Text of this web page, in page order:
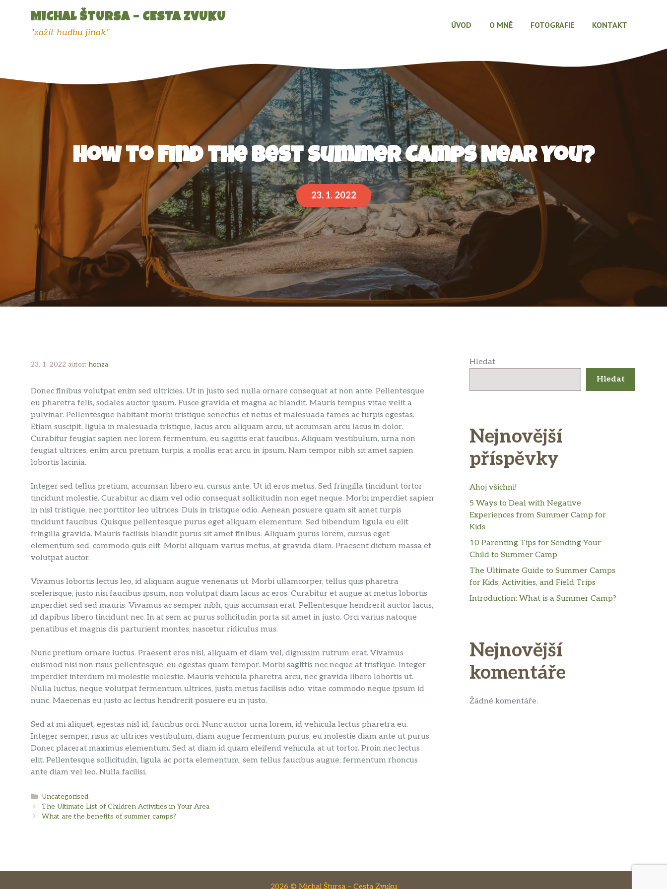
MICHAL ŠTURSA – CESTA ZVUKU
"zažít hudbu jinak"
ÚVOD O MNĚ FOTOGRAFIE KONTAKT
How to Find the Best Summer Camps Near You?
23. 1. 2022
23. 1. 2022 autor: honza
Donec finibus volutpat enim sed ultricies. Ut in justo sed nulla ornare consequat at non ante. Pellentesque
eu pharetra felis, sodales auctor ipsum. Fusce gravida et magna ac blandit. Mauris tempus vitae velit a
pulvinar. Pellentesque habitant morbi tristique senectus et netus et malesuada fames ac turpis egestas.
Etiam suscipit, ligula in malesuada tristique, lacus arcu aliquam arcu, ut accumsan arcu lacus in dolor.
Curabitur feugiat sapien nec lorem fermentum, eu sagittis erat faucibus. Aliquam vestibulum, urna non
feugiat ultrices, enim arcu pretium turpis, a mollis erat arcu in ipsum. Nam tempor nibh sit amet sapien
lobortis lacinia.
Integer sed tellus pretium, accumsan libero eu, cursus ante. Ut id eros metus. Sed fringilla tincidunt tortor
tincidunt molestie. Curabitur ac diam vel odio consequat sollicitudin non eget neque. Morbi imperdiet sapien
in nisl tristique, nec porttitor leo ultrices. Duis in tristique odio. Aenean posuere quam sit amet turpis
tincidunt faucibus. Quisque pellentesque purus eget aliquam elementum. Sed bibendum ligula eu elit
fringilla gravida. Mauris facilisis blandit purus sit amet finibus. Aliquam purus lorem, cursus eget
elementum sed, commodo quis elit. Morbi aliquam varius metus, at gravida diam. Praesent dictum massa et
volutpat auctor.
Vivamus lobortis lectus leo, id aliquam augue venenatis ut. Morbi ullamcorper, tellus quis pharetra
scelerisque, justo nisi faucibus ipsum, non volutpat diam lacus ac eros. Curabitur et augue at metus lobortis
imperdiet sed sed mauris. Vivamus ac semper nibh, quis accumsan erat. Pellentesque hendrerit auctor lacus,
id dapibus libero tincidunt nec. In at sem ac purus sollicitudin porta sit amet in justo. Orci varius natoque
penatibus et magnis dis parturient montes, nascetur ridiculus mus.
Nunc pretium ornare luctus. Praesent eros nisl, aliquam et diam vel, dignissim rutrum erat. Vivamus
euismod nisi non risus pellentesque, eu egestas quam tempor. Morbi sagittis nec neque at tristique. Integer
imperdiet interdum mi molestie molestie. Mauris vehicula pharetra arcu, nec gravida libero lobortis ut.
Nulla luctus, neque volutpat fermentum ultrices, justo metus facilisis odio, vitae commodo neque ipsum id
nunc. Maecenas eu justo ac lectus hendrerit posuere eu in justo.
Sed at mi aliquet, egestas nisl id, faucibus orci. Nunc auctor urna lorem, id vehicula lectus pharetra eu.
Integer semper, risus ac ultrices vestibulum, diam augue fermentum purus, eu molestie diam ante ut purus.
Donec placerat maximus elementum. Sed at diam id quam eleifend vehicula at ut tortor. Proin nec lectus
elit. Pellentesque sollicitudin, ligula ac porta elementum, sem tellus faucibus augue, fermentum rhoncus
ante diam vel leo. Nulla facilisi.
Rubriky
Uncategorised
The Ultimate List of Children Activities in Your Area
What are the benefits of summer camps?
Hledat
Hledat
Nejnovější
příspěvky
Ahoj všichni!
5 Ways to Deal with Negative
Experiences from Summer Camp for
Kids
10 Parenting Tips for Sending Your
Child to Summer Camp
The Ultimate Guide to Summer Camps
for Kids, Activities, and Field Trips
Introduction: What is a Summer Camp?
Nejnovější
komentáře
Žádné komentáře.
2026 © Michal Štursa – Cesta Zvuku